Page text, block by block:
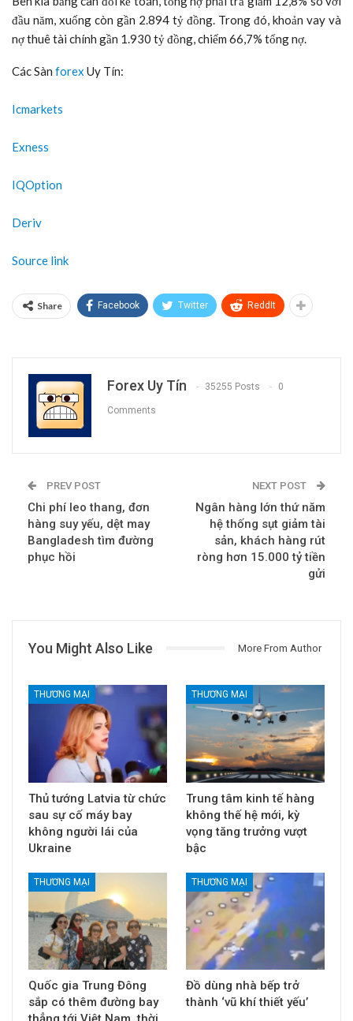
đầu năm, xuống còn gần 2.894 tỷ đồng. Trong đó, khoản vay và
nợ thuê tài chính gần 1.930 tỷ đồng, chiếm 66,7% tổng nợ.
Các Sàn forex Uy Tín:
Icmarkets
Exness
IQOption
Deriv
Source link
Share Facebook Twitter ReddIt
Forex Uy Tín 35255 Posts 0
Comments
PREV POST
Chi phí leo thang, đơn
hàng suy yếu, dệt may
Bangladesh tìm đường
phục hồi
NEXT POST
Ngân hàng lớn thứ năm
hệ thống sụt giảm tài
sản, khách hàng rút
ròng hơn 15.000 tỷ tiền
gửi
You Might Also Like More From Author
THƯƠNG MẠI
Thủ tướng Latvia từ chức
sau sự cố máy bay
không người lái của
Ukraine
THƯƠNG MẠI
Trung tâm kinh tế hàng
không thế hệ mới, kỳ
vọng tăng trưởng vượt
bậc
THƯƠNG MẠI
Quốc gia Trung Đông
sắp có thêm đường bay
THƯƠNG MẠI
Đồ dùng nhà bếp trở
thành ‘vũ khí thiết yếu’